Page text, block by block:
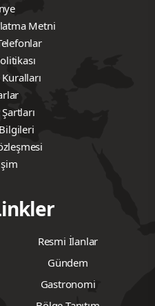
Metni
Resmi İlanlar
Gündem
Gastronomi